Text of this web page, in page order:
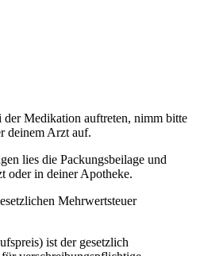
Medikation auftreten, nimm bitte
deinem Arzt auf.
lies die Packungsbeilage und
oder in deiner Apotheke.
Mehrwertsteuer
ist der gesetzlich